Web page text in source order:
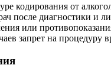
кодирования от
после диагностики и
или
запрет на процедуру